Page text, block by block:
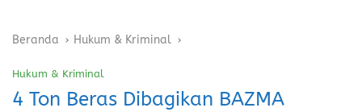
Beranda Hukum & Kriminal
Hukum & Kriminal
4 Ton Beras Dibagikan BAZMA